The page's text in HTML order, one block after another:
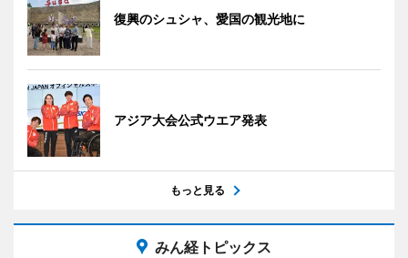
復興のシュシャ、愛国の観光地に
アジア大会公式ウエア発表
もっと見る
みん経トピックス